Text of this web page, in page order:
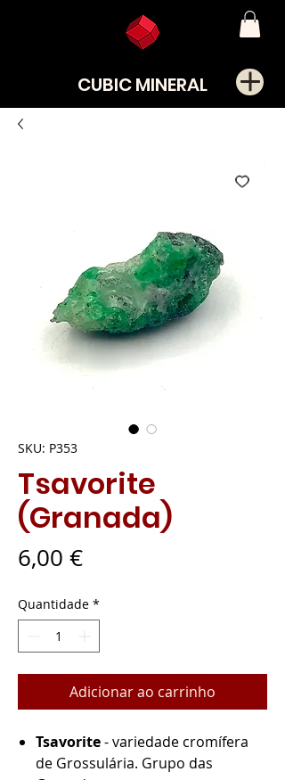
CUBIC MINERAL
SKU: P353
Tsavorite
(Granada)
6,00 €Preço
Quantidade *
Adicionar ao carrinho
Tsavorite- variedade cromífera
de Grossulária. Grupo das